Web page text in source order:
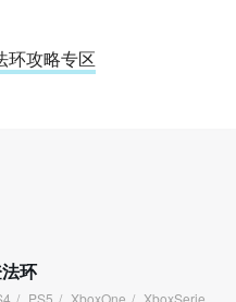
环攻略专区
环